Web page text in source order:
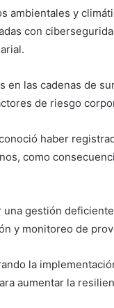
ambientales y
con
en las cadenas de
de riesgo
haber
como
gestión
y monitoreo de
la
aumentar la